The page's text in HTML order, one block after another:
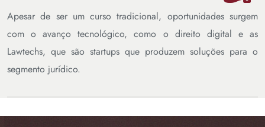
Apesar de ser um curso tradicional, oportunidades surgem
com o avanço tecnológico, como o direito digital e as
Lawtechs, que são startups que produzem soluções para o
segmento jurídico.